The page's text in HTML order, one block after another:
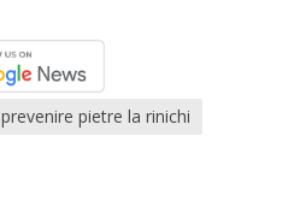
prevenire pietre la rinichi